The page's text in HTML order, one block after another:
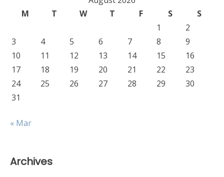
M
T W T F S
S
1
2
3
4 5 6 7 8
9
10
11 12 13 14 15
16
17
18 19 20 21 22
23
24
25 26 27 28 29
30
31
« Mar
Archives